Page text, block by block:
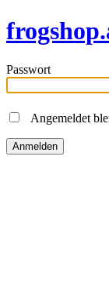
Passwort
Angemeldet